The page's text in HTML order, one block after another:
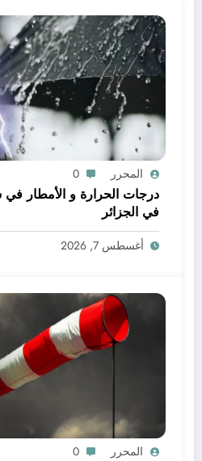
المحرر 0
في الجزائر
أغسطس 7, 2026
المحرر 0